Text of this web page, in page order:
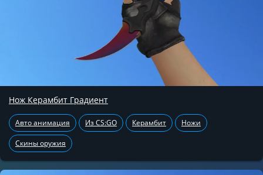
Нож Керамбит Градиент
Авто анимация Из CS:GO Керамбит Ножи
Скины оружия